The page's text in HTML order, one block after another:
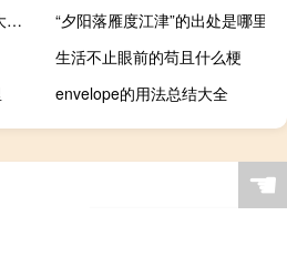
鲁大师跑分多少算好（鲁大师跑分多少算高配）
“夕阳落雁度江津”的出处是哪里
生活不止眼前的苟且什么梗
envelope的用法总结大全
☚